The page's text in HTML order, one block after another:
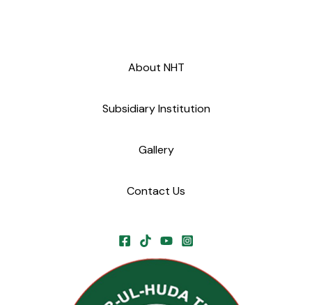
About NHT
Subsidiary Institution
Gallery
Contact Us